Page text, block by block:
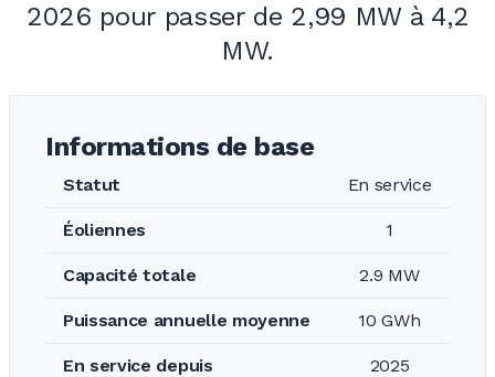
2026 pour passer de 2,99 MW à 4,2
MW.
Informations de base
Statut En service
Éoliennes 1
Capacité totale 2.9 MW
Puissance annuelle moyenne 10 GWh
En service depuis 2025